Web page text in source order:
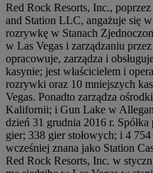
Red Rock Resorts, Inc.,
and Station LLC, angażuje się
rozrywkę w Stanach
w Las Vegas i zarządzaniu
opracowuje, zarządza i
kasynie; jest właścicielem i
rozrywki oraz 10 mniejszych
Vegas. Ponadto zarządza
Kalifornii; i Gun Lake w
dzień 31 grudnia 2016 r.
gier; 338 gier stołowych; i 4
wcześniej znana jako Station
Red Rock Resorts, Inc. w